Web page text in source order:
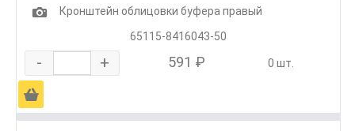
1
Кронштейн облицовки буфера правый
65115-8416043-50
- + 591 ₽ 0 шт.
Ä